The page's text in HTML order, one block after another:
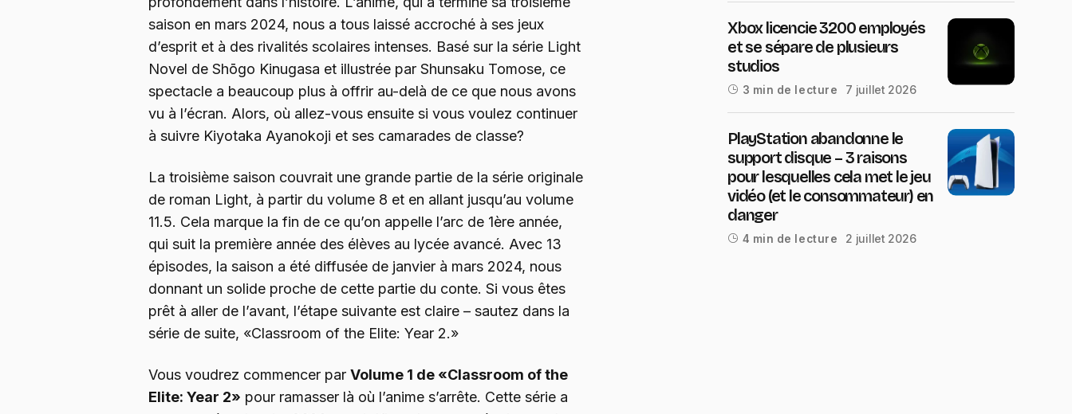
saison en mars 2024, nous a tous laissé accroché à ses jeux
d’esprit et à des rivalités scolaires intenses. Basé sur la série Light
Novel de Shōgo Kinugasa et illustrée par Shunsaku Tomose, ce
spectacle a beaucoup plus à offrir au-delà de ce que nous avons
vu à l’écran. Alors, où allez-vous ensuite si vous voulez continuer
à suivre Kiyotaka Ayanokoji et ses camarades de classe?
La troisième saison couvrait une grande partie de la série originale
de roman Light, à partir du volume 8 et en allant jusqu’au volume
11.5. Cela marque la fin de ce qu’on appelle l’arc de 1ère année,
qui suit la première année des élèves au lycée avancé. Avec 13
épisodes, la saison a été diffusée de janvier à mars 2024, nous
donnant un solide proche de cette partie du conte. Si vous êtes
prêt à aller de l’avant, l’étape suivante est claire – sautez dans la
série de suite, «Classroom of the Elite: Year 2.»
Vous voudrez commencer par Volume 1 de «Classroom of the
Elite: Year 2» pour ramasser là où l’anime s’arrête. Cette série a
Xbox licencie 3200 employés
et se sépare de plusieurs
studios
3 min de lecture 7 juillet 2026
PlayStation abandonne le
support disque – 3 raisons
pour lesquelles cela met le jeu
vidéo (et le consommateur) en
danger
4 min de lecture 2 juillet 2026